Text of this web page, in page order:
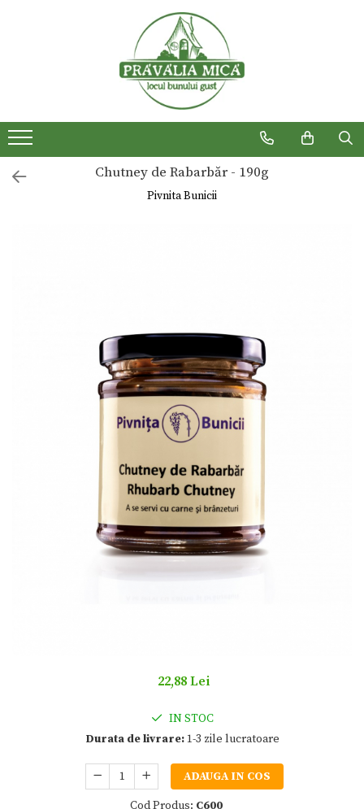
Chutney de Rabarbăr - 190g
Pivnita Bunicii
22,88 Lei
IN STOC
Durata de livrare:1-3 zile lucratoare
ADAUGA IN COS
Cod Produs: C600